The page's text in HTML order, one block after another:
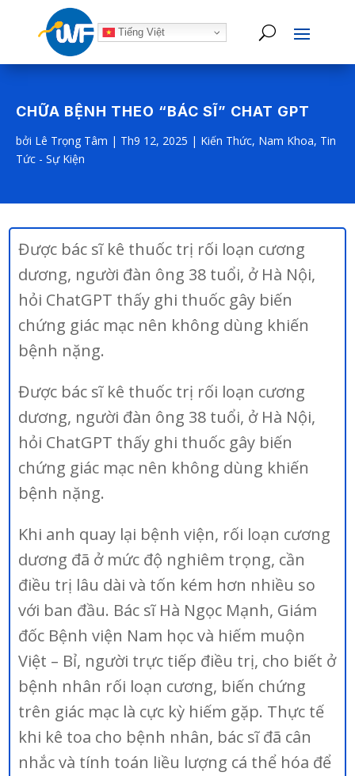
Tiếng Việt
CHỮA BỆNH THEO “BÁC SĨ” CHAT GPT
bởi Lê Trọng Tâm | Th9 12, 2025 | Kiến Thức, Nam Khoa, Tin
Tức - Sự Kiện
Được bác sĩ kê thuốc trị rối loạn cương
dương, người đàn ông 38 tuổi, ở Hà Nội,
hỏi ChatGPT thấy ghi thuốc gây biến
chứng giác mạc nên không dùng khiến
bệnh nặng.
Được bác sĩ kê thuốc trị rối loạn cương
dương, người đàn ông 38 tuổi, ở Hà Nội,
hỏi ChatGPT thấy ghi thuốc gây biến
chứng giác mạc nên không dùng khiến
bệnh nặng.
Khi anh quay lại bệnh viện, rối loạn cương
dương đã ở mức độ nghiêm trọng, cần
điều trị lâu dài và tốn kém hơn nhiều so
với ban đầu. Bác sĩ Hà Ngọc Mạnh, Giám
đốc Bệnh viện Nam học và hiếm muộn
Việt – Bỉ, người trực tiếp điều trị, cho biết ở
bệnh nhân rối loạn cương, biến chứng
trên giác mạc là cực kỳ hiếm gặp. Thực tế
khi kê toa cho bệnh nhân, bác sĩ đã cân
nhắc và tính toán liều lượng cá thể hóa để